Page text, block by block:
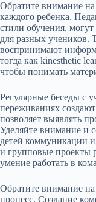
Обратите внимание
каждого ребенка.
стили обучения,
для разных учеников.
воспринимают
тогда как kinesthetic
чтобы понимать
Регулярные беседы с
переживаниях
позволяет выявлять
Уделяйте внимание и
детей коммуникации
и групповые проекты
умение работать в
Обратите внимание
процесс. Создание